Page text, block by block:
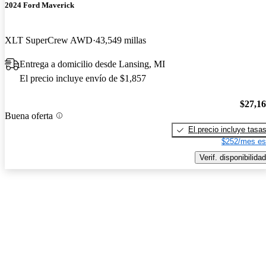
2024 Ford Maverick
XLT SuperCrew AWD 43,549 millas
Entrega a domicilio desde Lansing, MI
El precio incluye envío de $1,857
Buena oferta
El precio incluye tasas
$252/mes
Verif. disponibilidad